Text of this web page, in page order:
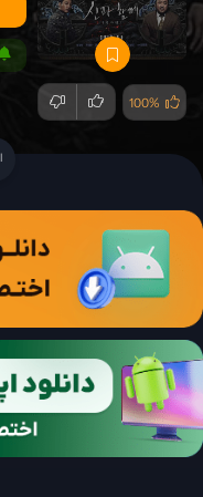
100%